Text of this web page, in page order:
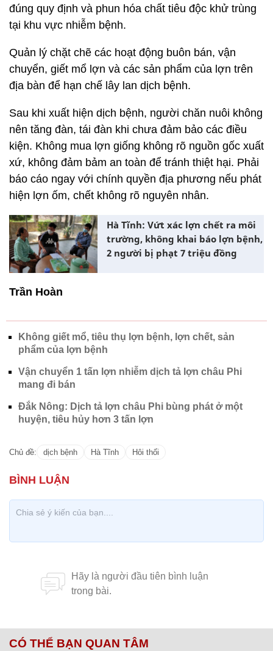
đúng quy định và phun hóa chất tiêu độc khử trùng
tại khu vực nhiễm bệnh.
Quản lý chặt chẽ các hoạt động buôn bán, vận
chuyển, giết mổ lợn và các sản phẩm của lợn trên
địa bàn để hạn chế lây lan dịch bệnh.
Sau khi xuất hiện dịch bệnh, người chăn nuôi không
nên tăng đàn, tái đàn khi chưa đảm bảo các điều
kiện. Không mua lợn giống không rõ nguồn gốc xuất
xứ, không đảm bảm an toàn để tránh thiệt hại. Phải
báo cáo ngay với chính quyền địa phương nếu phát
hiện lợn ốm, chết không rõ nguyên nhân.
Hà Tĩnh: Vứt xác lợn chết ra môi
trường, không khai báo lợn bệnh,
2 người bị phạt 7 triệu đồng
Trần Hoàn
Không giết mổ, tiêu thụ lợn bệnh, lợn chết, sản
phẩm của lợn bệnh
Vận chuyển 1 tấn lợn nhiễm dịch tả lợn châu Phi
mang đi bán
Đắk Nông: Dịch tả lợn châu Phi bùng phát ở một
huyện, tiêu hủy hơn 3 tấn lợn
Chủ đề: dịch bệnh Hà Tĩnh Hôi thối
CÓ THỂ BẠN QUAN TÂM